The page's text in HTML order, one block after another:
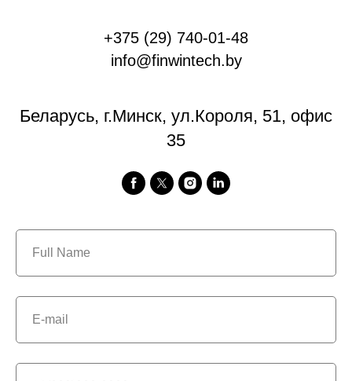
+375 (29) 740-01-48
info@finwintech.by
Беларусь, г.Минск, ул.Короля, 51, офис
35